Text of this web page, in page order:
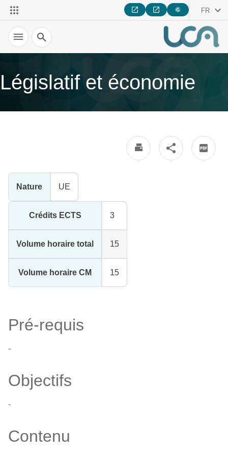
FR
Recherche
Législatif et économie
Nature UE
Crédits ECTS 3
Volume horaire total 15
Volume horaire CM 15
Pré-requis
-
Objectifs
-
Contenu